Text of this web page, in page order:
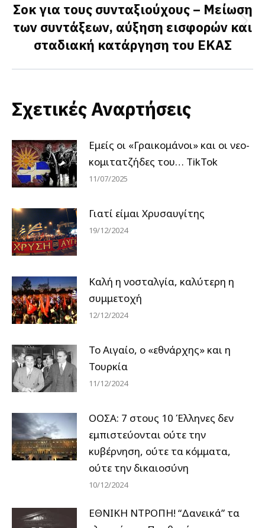
Next
post:
Σοκ για τους συνταξιούχους – Μείωση
των συντάξεων, αύξηση εισφορών και
σταδιακή κατάργηση του ΕΚΑΣ
Σχετικές Αναρτήσεις
Εμείς οι «Γραικομάνοι» και οι νεο-
κομιτατζήδες του… TikTok
11/07/2025
Γιατί είμαι Χρυσαυγίτης
19/12/2024
Καλή η νοσταλγία, καλύτερη η
συμμετοχή
12/12/2024
Το Αιγαίο, ο «εθνάρχης» και η
Τουρκία
11/12/2024
ΟΟΣΑ: 7 στους 10 Έλληνες δεν
εμπιστεύονται ούτε την
κυβέρνηση, ούτε τα κόμματα,
ούτε την δικαιοσύνη
10/12/2024
ΕΘΝΙΚΗ ΝΤΡΟΠΗ! “Δανεικά” τα